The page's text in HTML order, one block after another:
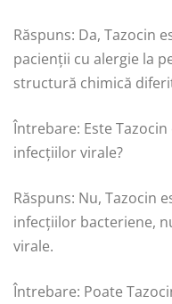
Răspuns: Da, Tazocin
pacienții cu alergie la
structură chimică
Întrebare: Este
infecțiilor virale?
Răspuns: Nu, Tazocin
infecțiilor bacteriene,
virale.
Întrebare: Poate